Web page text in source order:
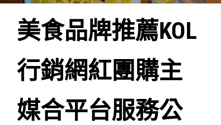
電商代營運代操Q&A
電商創業知識庫
團購特賣網團主KOL藝人
我是品牌找團主☎️
美食品牌推薦KOL
行銷網紅團購主
媒合平台服務公